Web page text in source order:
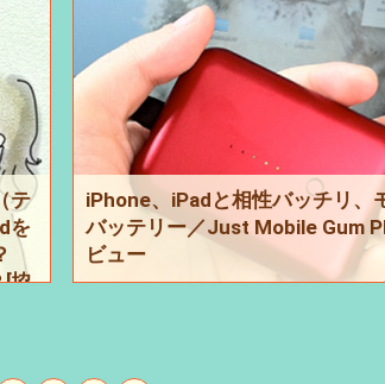
テ
を
[協
iPhone、iPadと相性バッチリ、
バッテリー／Just Mobile Gum
ビュー